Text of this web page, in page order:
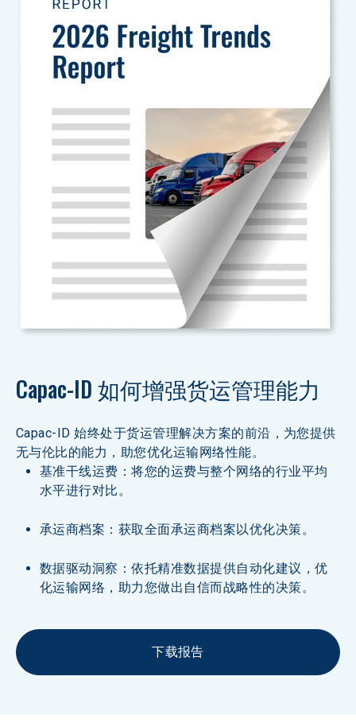
Capac-ID 如何增强货运管理能力
Capac-ID 始终处于货运管理解决方案的前沿，为您提供
无与伦比的能力，助您优化运输网络性能。
基准干线运费：将您的运费与整个网络的行业平均
水平进行对比。
承运商档案：获取全面承运商档案以优化决策。
数据驱动洞察：依托精准数据提供自动化建议，优
化运输网络，助力您做出自信而战略性的决策。
下载报告